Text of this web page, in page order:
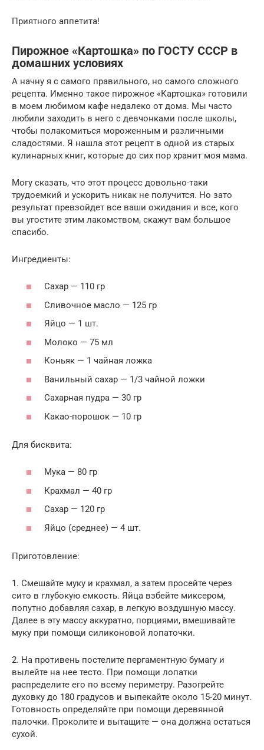
Приятного аппетита!
Пирожное «Картошка» по ГОСТУ СССР в
домашних условиях
А начну я с самого правильного, но самого сложного
рецепта. Именно такое пирожное «Картошка» готовили
в моем любимом кафе недалеко от дома. Мы часто
любили заходить в него с девчонками после школы,
чтобы полакомиться мороженным и различными
сладостями. Я нашла этот рецепт в одной из старых
кулинарных книг, которые до сих пор хранит моя мама.
Могу сказать, что этот процесс довольно-таки
трудоемкий и ускорить никак не получится. Но зато
результат превзойдет все ваши ожидания и все, кого
вы угостите этим лакомством, скажут вам большое
спасибо.
Ингредиенты:
Сахар — 110 гр
Сливочное масло — 125 гр
Яйцо — 1 шт.
Молоко — 75 мл
Коньяк — 1 чайная ложка
Ванильный сахар — 1/3 чайной ложки
Сахарная пудра — 30 гр
Какао-порошок — 10 гр
Для бисквита:
Мука — 80 гр
Крахмал — 40 гр
Сахар — 120 гр
Яйцо (среднее) — 4 шт.
Приготовление:
1. Смешайте муку и крахмал, а затем просейте через
сито в глубокую емкость. Яйца взбейте миксером,
попутно добавляя сахар, в легкую воздушную массу.
Далее в эту массу аккуратно, порциями, вмешивайте
муку при помощи силиконовой лопаточки.
2. На противень постелите пергаментную бумагу и
вылейте на нее тесто. При помощи лопатки
распределите его по всему периметру. Разогрейте
духовку до 180 градусов и выпекайте около 15-20 минут.
Готовность определяйте при помощи деревянной
палочки. Проколите и вытащите — она должна остаться
сухой.